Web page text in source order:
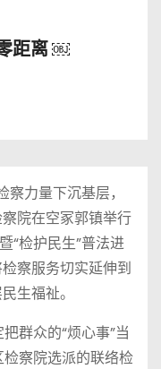
距离 ￼
力量下沉基层，
院在空冢郭镇举行
“检护民生”普法进
察服务切实延伸到
生福祉。
群众的“烦心事”当
检察院选派的联络检